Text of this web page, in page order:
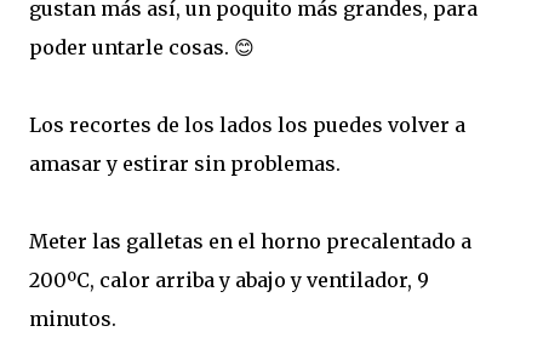
gustan más así, un poquito más grandes, para
poder untarle cosas. 😊
Los recortes de los lados los puedes volver a
amasar y estirar sin problemas.
Meter las galletas en el horno precalentado a
200ºC, calor arriba y abajo y ventilador, 9
minutos.